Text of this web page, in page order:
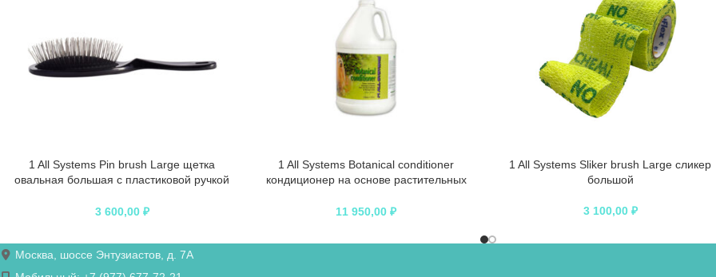
1 All Systems Pin brush Large щетка
овальная большая с пластиковой ручкой
3 600,00 ₽
1 All Systems Botanical conditioner
кондиционер на основе растительных
11 950,00₽
1 All Systems Sliker brush Large сликер
большой
3 100,00 ₽
Москва, шоссе Энтузиастов, д. 7А